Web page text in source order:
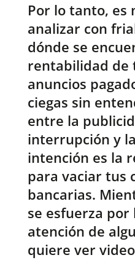
Por lo tanto, es
analizar con
dónde se
rentabilidad de
anuncios
ciegas sin
entre la
interrupción y
intención es la
para vaciar tus
bancarias.
se esfuerza por
atención de
quiere ver